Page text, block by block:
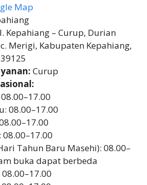
Map
Kepahiang – Curup, Durian
Merigi, Kabupaten Kepahiang,
Curup
08.00–17.00
08.00–17.00
Tahun Baru Masehi): 08.00–
buka dapat berbeda